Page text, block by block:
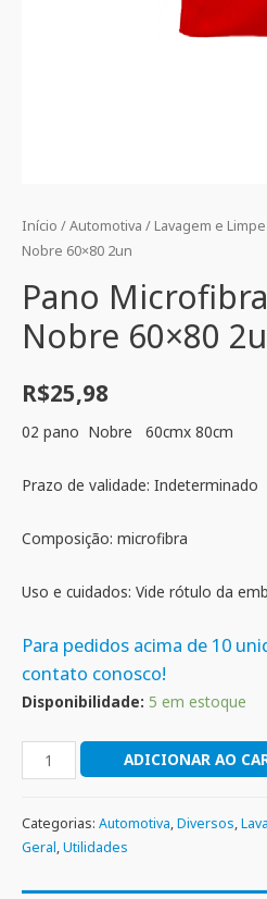
Início /Automotiva / Lavagem e
Nobre 60×80 2un
Pano
Nobre 60×80
R$25,98
02 pano Nobre 60cmx 80cm
Prazo de validade: Indeterminado
Composição: microfibra
Uso e cuidados: Vide rótulo da
Para pedidos acima de 10
contato conosco!
Disponibilidade: 5 em estoque
ADICIONAR AO
Categorias: Automotiva,Diversos,
Geral,Utilidades